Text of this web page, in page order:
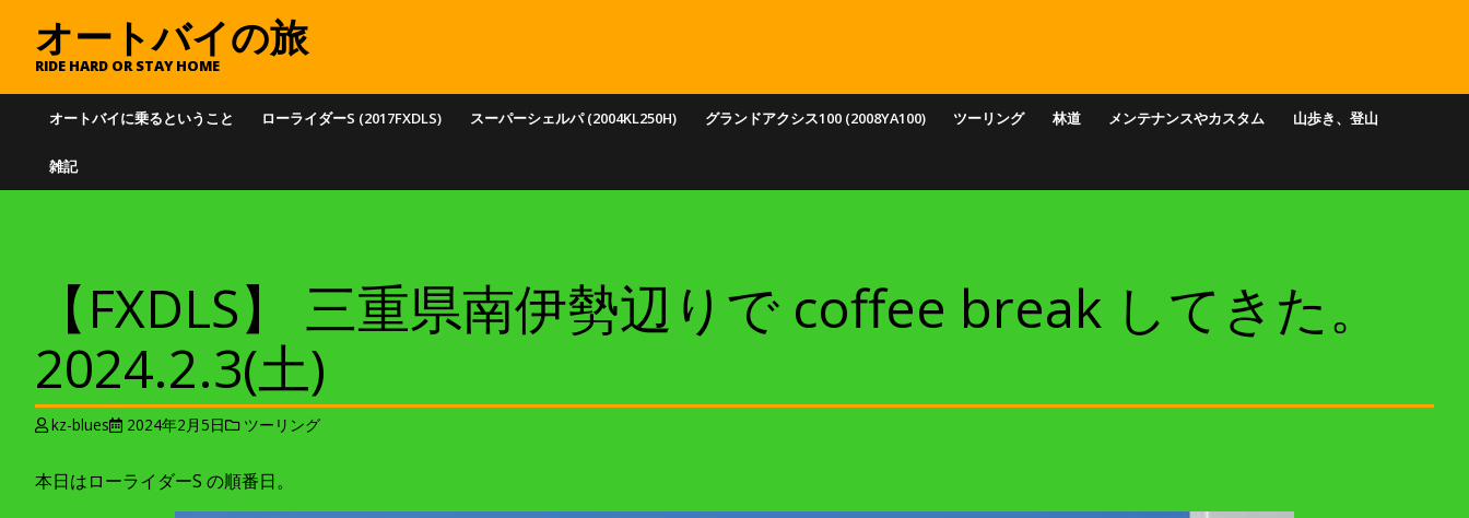
オートバイに乗るということ ローライダーS (2017FXDLS) スーパーシェルパ (2004KL250H) グランドアクシス100 (2008YA100) ツーリング 林道 メンテナンスやカスタム 山歩き、登山
雑記
オートバイの旅
RIDE HARD OR STAY HOME
【FXDLS】 三重県南伊勢辺りで coffee break してきた。
2024.2.3(土)
kz-blues 2024年2月5日 ツーリング
本日はローライダーS の順番日。